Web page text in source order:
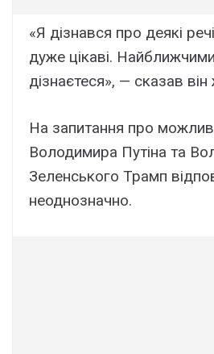
«Я дізнався про деякі
дуже цікаві.
дізнаєтеся», — сказав
На запитання про
Володимира Путіна та
Зеленського Трамп
неоднозначно.